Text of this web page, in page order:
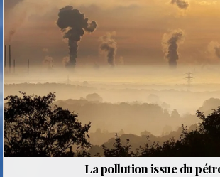
La pollution issue du